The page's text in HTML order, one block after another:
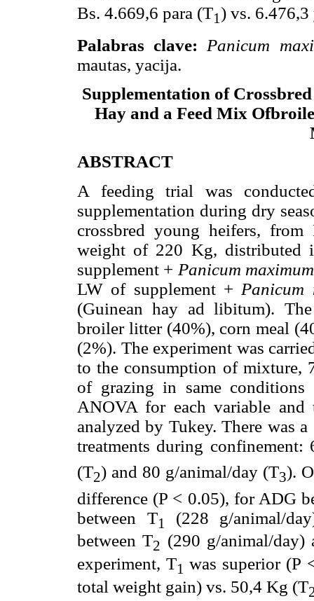
Bs. 4.669,6 para (T1) vs. 6.476,3
Palabras clave:
Panicum
mautas, yacija.
Supplementation of
Hay and a Feed Mix
ABSTRACT
A feeding trial was
supplementation during dry
crossbred young heifers,
weight of 220 Kg,
supplement + Panicum maximum
LW of supplement + Panicum
(Guinean hay ad libitum).
broiler litter (40%), corn meal
(2%). The experiment was
to the consumption of mixture,
of grazing in same
ANOVA for each variable and
analyzed by Tukey. There was
treatments during confinement:
(T2) and 80 g/animal/day (T3).
difference (P < 0.05), for ADG
between T1 (228 g/animal/
between T2 (290 g/animal/day)
experiment, T1 was superior (P
total weight gain) vs. 50,4 Kg (T